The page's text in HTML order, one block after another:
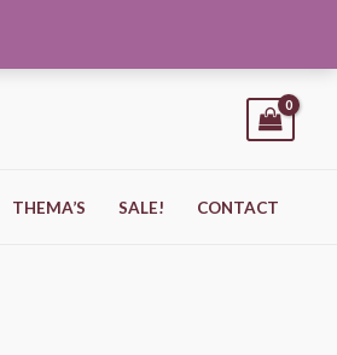
THEMA’S SALE! CONTACT